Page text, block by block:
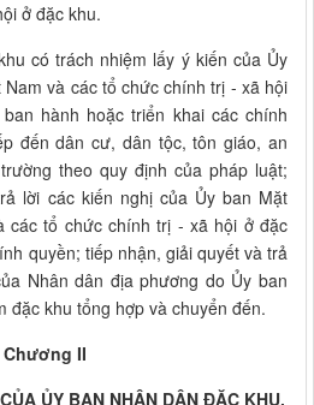
ở đặc khu.
có trách nhiệm lấy ý kiến của Ủy
và các tổ chức chính trị - xã hội
hành hoặc triển khai các chính
đến dân cư, dân tộc, tôn giáo, an
theo quy định của pháp luật;
lời các kiến nghị của Ủy ban Mặt
các tổ chức chính trị - xã hội ở đặc
quyền; tiếp nhận, giải quyết và trả
Nhân dân địa phương do Ủy ban
đặc khu tổng hợp và chuyển đến.
Chương II
ỦY BAN NHÂN DÂN ĐẶC KHU,